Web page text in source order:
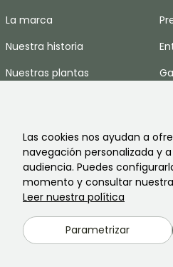
Las cookies nos ayudan a
navegación personalizada y
audiencia. Puedes
momento y consultar
Leer nuestra política
Parametrizar
La marca
Nuestra historia
Nuestras plantas
Responsabilidad social
Reclutamiento
Espacio prensa
AYUDA & CONTACTOS